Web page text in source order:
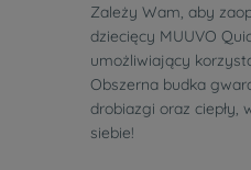
Zależy Wam, aby
dziecięcy MUUVO
umożliwiający
Obszerna budka
drobiazgi oraz
siebie!